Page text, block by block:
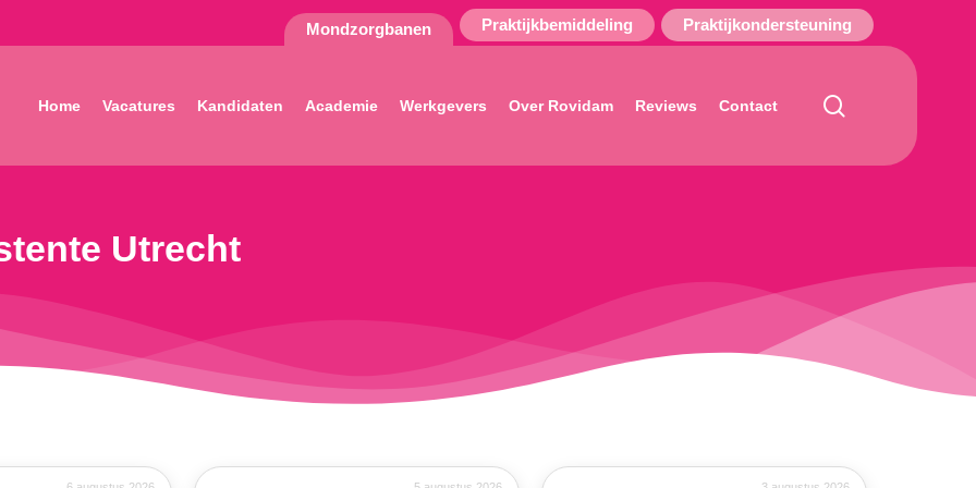
Mondzorgbanen Praktijkbemiddeling Praktijkondersteuning
Home Vacatures Kandidaten Academie Werkgevers Over Rovidam Reviews Contact
Utrecht